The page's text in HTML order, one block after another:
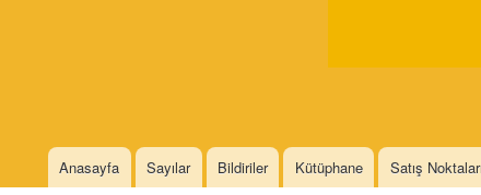
Main menu
Anasayfa Sayılar Bildiriler Kütüphane Satış Noktaları